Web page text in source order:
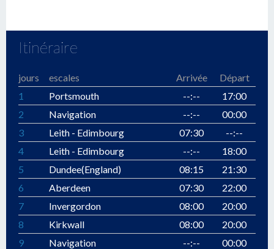
Itinéraire
jours escales Arrivée
Départ
1
Portsmouth --:--
17:00
2
Navigation --:--
00:00
3
Leith - Edimbourg 07:30
--:--
4
Leith - Edimbourg --:--
18:00
5
Dundee(England) 08:15
21:30
6
Aberdeen 07:30
22:00
7
Invergordon 08:00
20:00
8
Kirkwall 08:00
20:00
9
Navigation --:--
00:00